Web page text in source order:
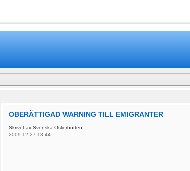
OBERÄTTIGAD WARNING TILL EMIGRANTER
Skrivet av Svenska Österbotten
2009-12-27 13:44